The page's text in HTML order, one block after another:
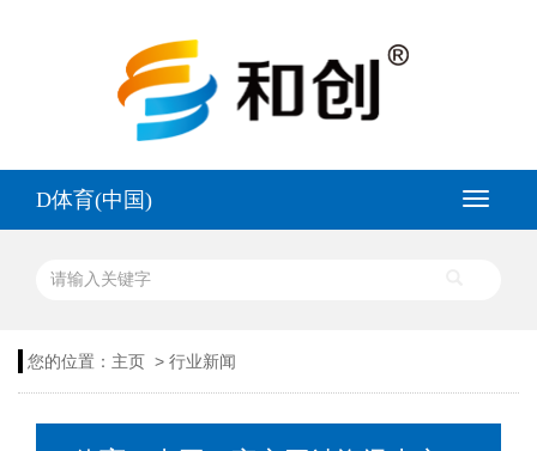
D体育(中国)
您的位置： 主页 > 行业新闻